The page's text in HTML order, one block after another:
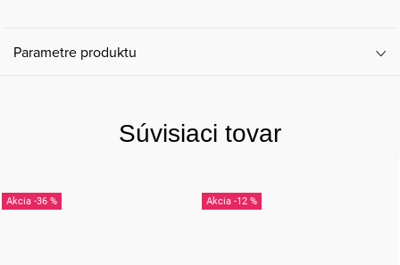
Parametre produktu
Súvisiaci tovar
-36 % -12 %